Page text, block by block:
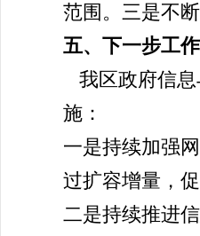
范围。三是不
五、下一步工
我区政府信息
施：
一是持续加强
过扩容增量，
二是持续推进